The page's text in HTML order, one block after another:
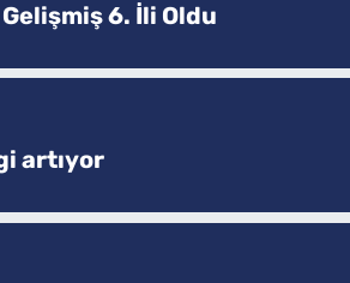
6. İli Oldu
artıyor